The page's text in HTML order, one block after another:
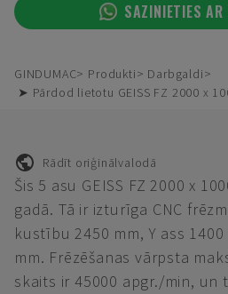
SAZINIETIES
GINDUMAC Produkti
Darbgaldi
➤ Pārdod lietotu GEISS FZ 2000 x
Rādīt oriģinālvalodā
Šis 5 asu GEISS FZ 2000 x
gadā. Tā ir izturīga CNC
kustību 2450 mm, Y ass
mm. Frēzēšanas vārpsta
skaits ir 45000 apgr./min, un